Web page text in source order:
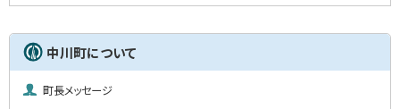
中川町について
町長メッセージ